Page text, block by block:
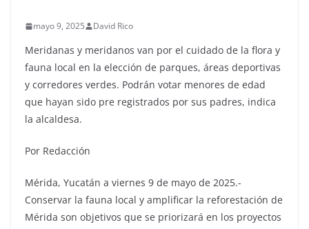
mayo 9, 2025 David Rico
Meridanas y meridanos van por el cuidado de la flora y
fauna local en la elección de parques, áreas deportivas
y corredores verdes. Podrán votar menores de edad
que hayan sido pre registrados por sus padres, indica
la alcaldesa.
Por Redacción
Mérida, Yucatán a viernes 9 de mayo de 2025.-
Conservar la fauna local y amplificar la reforestación de
Mérida son objetivos que se priorizará en los proyectos